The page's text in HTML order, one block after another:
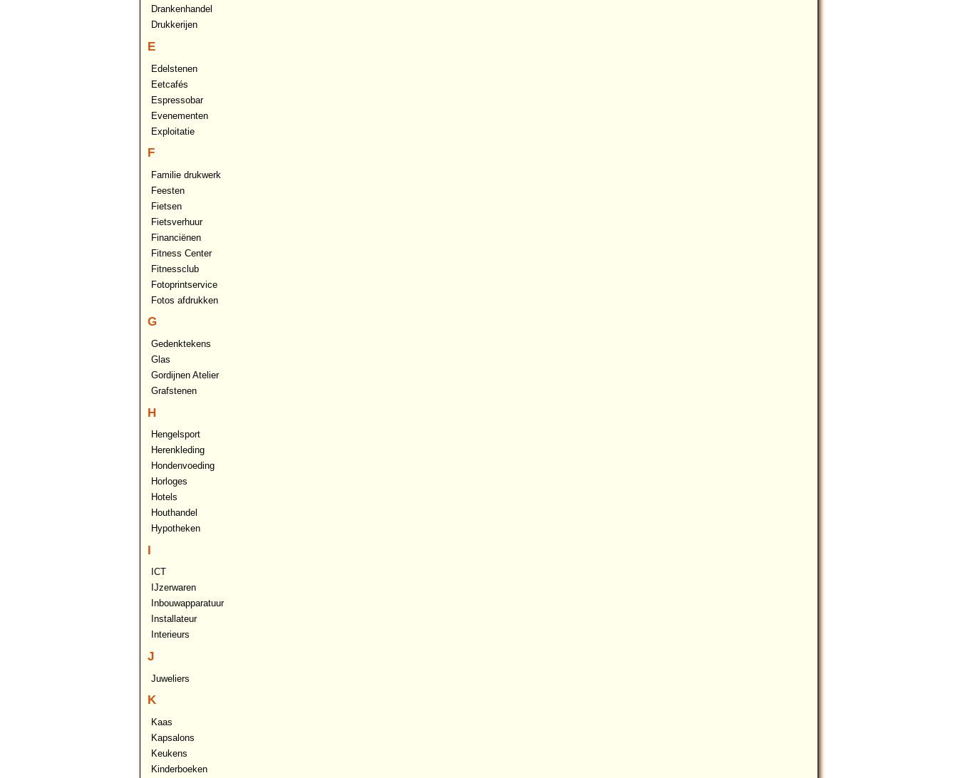
Drankenhandel
Drukkerijen
E
Edelstenen
Eetcafés
Espressobar
Evenementen
Exploitatie
F
Familie drukwerk
Feesten
Fietsen
Fietsverhuur
Financiënen
Fitness Center
Fitnessclub
Fotoprintservice
Fotos afdrukken
G
Gedenktekens
Glas
Gordijnen Atelier
Grafstenen
H
Hengelsport
Herenkleding
Hondenvoeding
Horloges
Hotels
Houthandel
Hypotheken
I
ICT
IJzerwaren
Inbouwapparatuur
Installateur
Interieurs
J
Juweliers
K
Kaas
Kapsalons
Keukens
Kinderboeken